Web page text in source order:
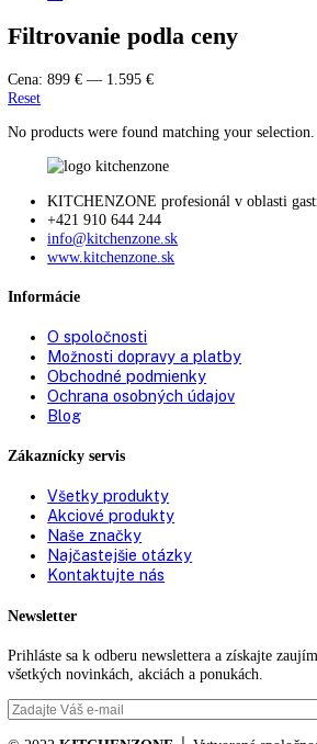
216,1
33
34
44,1
44,8
45
45,4
48,8
51
55,3
61
63
63,1
71
73
81,5
81,8
82
82,2
82,5
83
83,5
84
84,2
85
85,1
85,5